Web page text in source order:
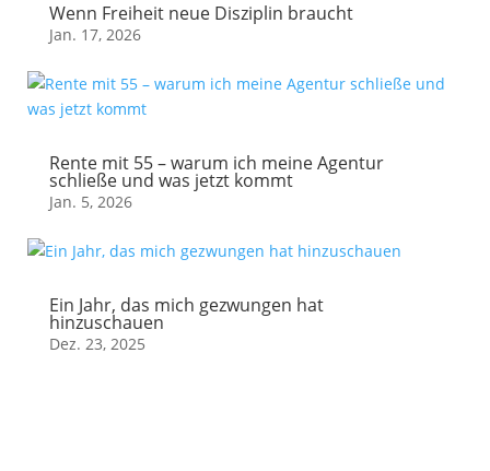
Wenn Freiheit neue Disziplin braucht
Jan. 17, 2026
Rente mit 55 – warum ich meine Agentur
schließe und was jetzt kommt
Jan. 5, 2026
Ein Jahr, das mich gezwungen hat
hinzuschauen
Dez. 23, 2025